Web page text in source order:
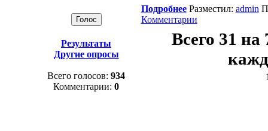
Результаты
Другие опросы
Всего голосов: 934
Комментарии: 0
ПодробнееРазместил: admin
Комментарии
Всего 31 на